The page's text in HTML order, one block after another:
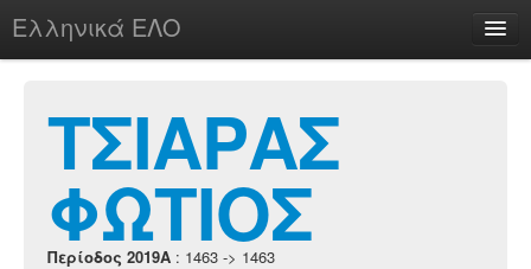
Ελληνικά ΕΛΟ
chesstu.be @ discord
Login
ΤΣΙΑΡΑΣ
ΦΩΤΙΟΣ
Περίοδος 2019A : 1463 -> 1463